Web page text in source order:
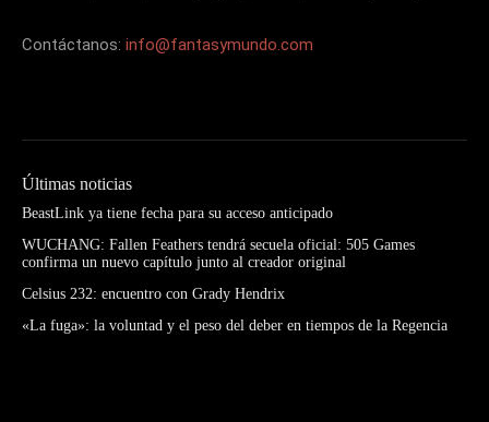
Contáctanos: info@fantasymundo.com
Últimas noticias
BeastLink ya tiene fecha para su acceso anticipado
WUCHANG: Fallen Feathers tendrá secuela oficial: 505 Games
confirma un nuevo capítulo junto al creador original
Celsius 232: encuentro con Grady Hendrix
«La fuga»: la voluntad y el peso del deber en tiempos de la Regencia